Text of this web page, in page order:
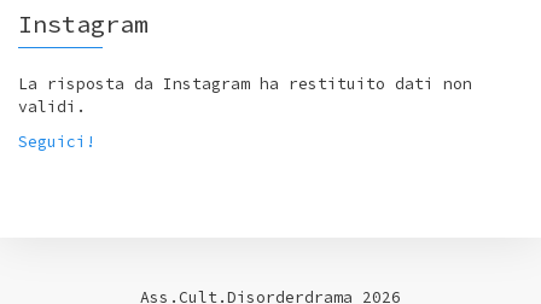
Instagram
La risposta da Instagram ha restituito dati non
validi.
Seguici!
Ass.Cult.Disorderdrama 2026